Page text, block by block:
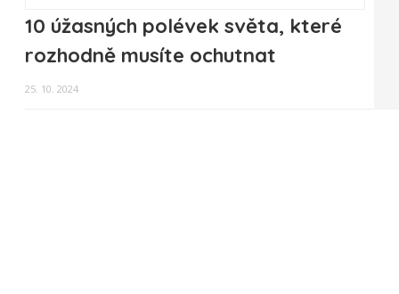
10 úžasných polévek světa, které
rozhodně musíte ochutnat
25. 10. 2024